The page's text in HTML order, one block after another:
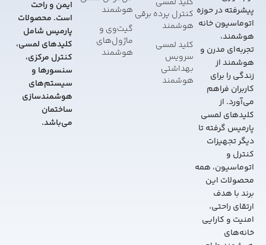
پیشرفته در حوزه
اتوماسیون خانه
هوشمند،
تجربه‌ای مدرن و
هوشمند از
زندگی را برای
کاربران فراهم
می‌آورد. از
کلیدهای لمسی
پارمیس گرفته تا
دیگر تجهیزات
کنترل و
اتوماسیون، همه
محصولات این
برند با هدف
ارتقای راحتی،
امنیت و کارایی
خانه‌های
کنترل پرده برقی
هوشمند
کلید لمسی
سرویس
بهداشتی
هوشمند
هوشمند
گیت‌وی و
ماژول‌های
هوشمند
ایمن و راحت
است. محصولات
پارمیس شامل
کلیدهای لمسی،
کنترل مرکزی،
سنسورها و
سیستم‌های
هوشمندسازی
ساختمان
می‌باشد.